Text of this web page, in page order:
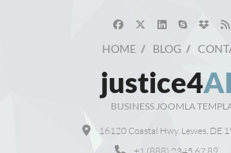
HOME BLOG
justice4
BUSINESS JOOMLA
16120 Coastal Hwy, Lewes, DE